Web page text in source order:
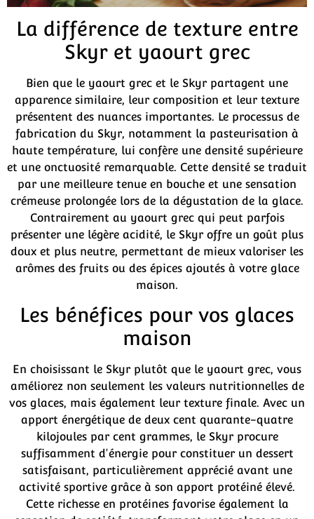
La différence de texture entre
Skyr et yaourt grec
Bien que le yaourt grec et le Skyr partagent une
apparence similaire, leur composition et leur texture
présentent des nuances importantes. Le processus de
fabrication du Skyr, notamment la pasteurisation à
haute température, lui confère une densité supérieure
et une onctuosité remarquable. Cette densité se traduit
par une meilleure tenue en bouche et une sensation
crémeuse prolongée lors de la dégustation de la glace.
Contrairement au yaourt grec qui peut parfois
présenter une légère acidité, le Skyr offre un goût plus
doux et plus neutre, permettant de mieux valoriser les
arômes des fruits ou des épices ajoutés à votre glace
maison.
Les bénéfices pour vos glaces
maison
En choisissant le Skyr plutôt que le yaourt grec, vous
améliorez non seulement les valeurs nutritionnelles de
vos glaces, mais également leur texture finale. Avec un
apport énergétique de deux cent quarante-quatre
kilojoules par cent grammes, le Skyr procure
suffisamment d'énergie pour constituer un dessert
satisfaisant, particulièrement apprécié avant une
activité sportive grâce à son apport protéiné élevé.
Cette richesse en protéines favorise également la